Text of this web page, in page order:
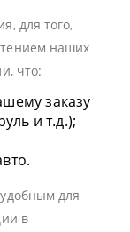
для того,
наших
что:
заказу
и т.д.);
для
в